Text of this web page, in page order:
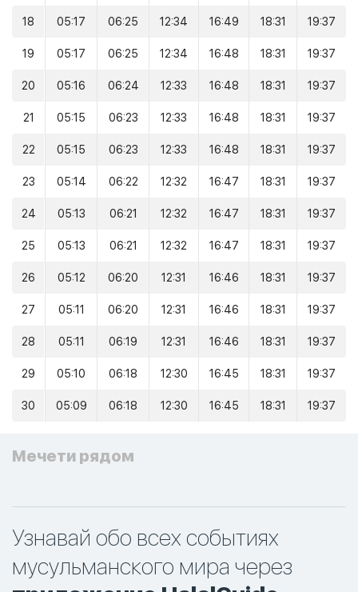
18 05:17 06:25 12:34 16:49 18:31 19:37
19 05:17 06:25 12:34 16:48 18:31 19:37
20 05:16 06:24 12:33 16:48 18:31 19:37
21 05:15 06:23 12:33 16:48 18:31 19:37
22 05:15 06:23 12:33 16:48 18:31 19:37
23 05:14 06:22 12:32 16:47 18:31 19:37
24 05:13 06:21 12:32 16:47 18:31 19:37
25 05:13 06:21 12:32 16:47 18:31 19:37
26 05:12 06:20 12:31 16:46 18:31 19:37
27 05:11 06:20 12:31 16:46 18:31 19:37
28 05:11 06:19 12:31 16:46 18:31 19:37
29 05:10 06:18 12:30 16:45 18:31 19:37
30 05:09 06:18 12:30 16:45 18:31 19:37
Мечети рядом
Узнавай обо всех событиях
мусульманского мира через